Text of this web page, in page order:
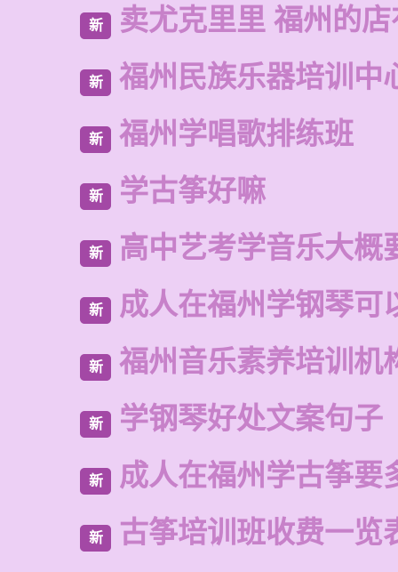
新 卖尤克里里 福州的
新 福州民族乐器培训中
新 福州学唱歌排练班
新 学古筝好嘛
新 高中艺考学音乐大概
新 成人在福州学钢琴可
新 福州音乐素养培训机
新 学钢琴好处文案句子
新 成人在福州学古筝要
新 古筝培训班收费一览